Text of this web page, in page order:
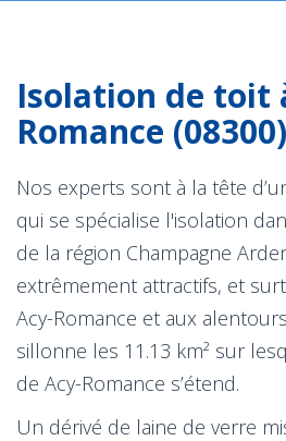
Isolation de toit
Romance (08300)
Nos experts sont à la tête
qui se spécialise l'isolation
de la région Champagne
extrêmement attractifs, et
Acy-Romance et aux
sillonne les 11.13 km² sur
de Acy-Romance s’étend.
Un dérivé de laine de verre